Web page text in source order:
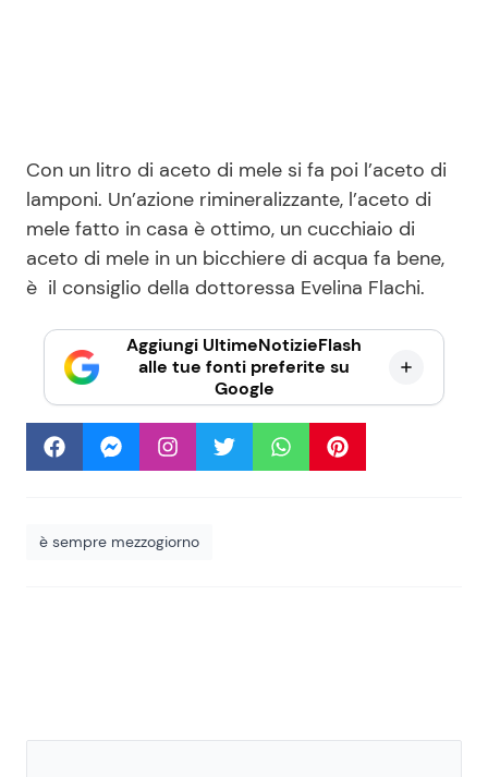
Con un litro di aceto di mele si fa poi l’aceto di
lamponi. Un’azione rimineralizzante, l’aceto di
mele fatto in casa è ottimo, un cucchiaio di
aceto di mele in un bicchiere di acqua fa bene,
è il consiglio della dottoressa Evelina Flachi.
Aggiungi UltimeNotizieFlash
alle tue fonti preferite su
Google
è sempre mezzogiorno